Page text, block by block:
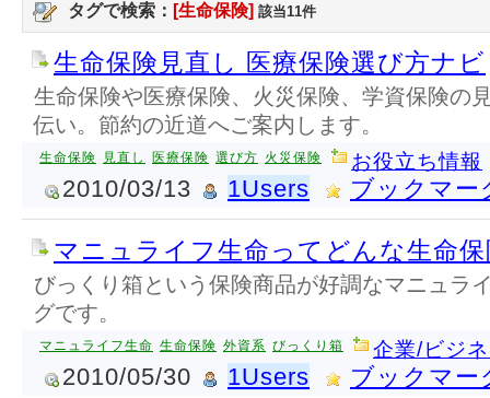
タグで検索： [生命保険] 該当11件
生命保険見直し 医療保険選び方ナビ
生命保険や医療保険、火災保険、学資保険の
伝い。節約の近道へご案内します。
生命保険 見直し 医療保険 選び方 火災保険 お役立ち情報
2010/03/13 1Users ブックマー
マニュライフ生命ってどんな生命
びっくり箱という保険商品が好調なマニュラ
グです。
マニュライフ生命 生命保険 外資系 びっくり箱 企業/ビジ
2010/05/30 1Users ブックマー